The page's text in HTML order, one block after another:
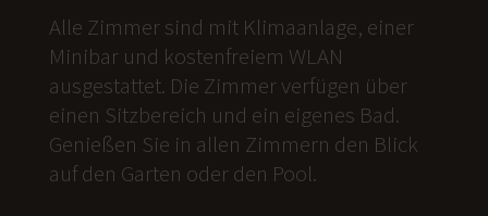
Alle Zimmer sind mit Klimaanlage, einer
Minibar und kostenfreiem WLAN
ausgestattet. Die Zimmer verfügen über
einen Sitzbereich und ein eigenes Bad.
Genießen Sie in allen Zimmern den Blick
auf den Garten oder den Pool.